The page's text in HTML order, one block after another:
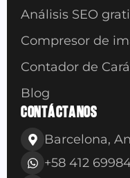
Análisis SEO
Compresor de
Contador de
Blog
CONTÁCTANOS
Barcelona,
+58 412